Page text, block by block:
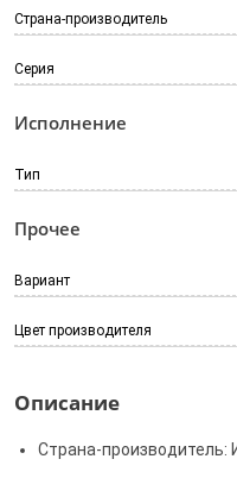
Страна-производитель
Серия
Исполнение
Тип
Прочее
Вариант
Цвет производителя
Описание
Страна-производитель: